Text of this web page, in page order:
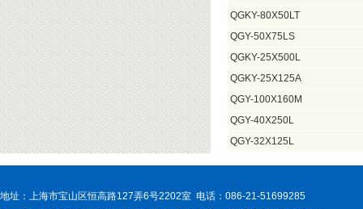
QGKY-80X50LT
QGY-50X75LS
QGKY-25X500L
QGKY-25X125A
QGY-100X160M
QGY-40X250L
QGY-32X125L
地址：上海市宝山区恒高路127弄6号2202室 电话：086-21-51699285